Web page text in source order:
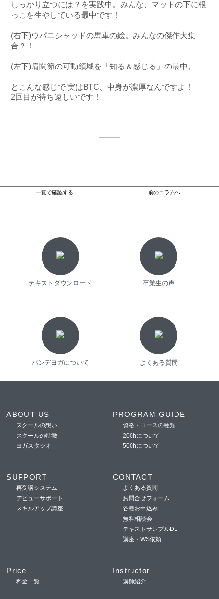
しっかり立つには？を実践中。みんな、マットの下に根
っこを生やしている最中です！
(右下)ウパニシャッドの馬車の絵。みんなの傑作大集
合？！
(左下)肩関節の可動領域を「知る＆感じる」の最中。
とこんな感じで 実はBTC、中身が濃厚なんですよ！！
2回目が待ち遠しいです！
一覧で確認する 前のコラムへ
テキストダウンロード 卒業生の声
バンデヨガについて よくある質問
ABOUT US
スクールの想い
スクールの特徴
ヨガスタジオ
PROGRAM GUIDE
資格・コースの種類
200hについて
500hについて
SUPPORT
再受講システム
デビューサポート
スキルアップ講座
CONTACT
よくある質問
お問合せフォーム
各種お申込み
無料相談会
テキストサンプルDL
講座・WS依頼
Price
料金一覧
Instructor
講師紹介